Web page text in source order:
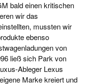
bald einen kritischen
wir das
mussten wir
ebenso
von
ließ sich Park von
Ableger Lexus
Marke kreiert und